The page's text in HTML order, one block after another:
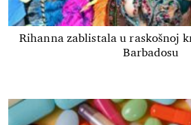
Rihanna zablistala u raskošnoj
Barbadosu